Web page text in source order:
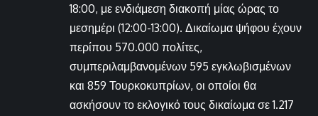
18:00, με ενδιάμεση διακοπή μίας ώρας το
μεσημέρι (12:00-13:00). Δικαίωμα ψήφου έχουν
περίπου 570.000 πολίτες,
συμπεριλαμβανομένων 595 εγκλωβισμένων
και 859 Τουρκοκυπρίων, οι οποίοι θα
ασκήσουν το εκλογικό τους δικαίωμα σε 1.217